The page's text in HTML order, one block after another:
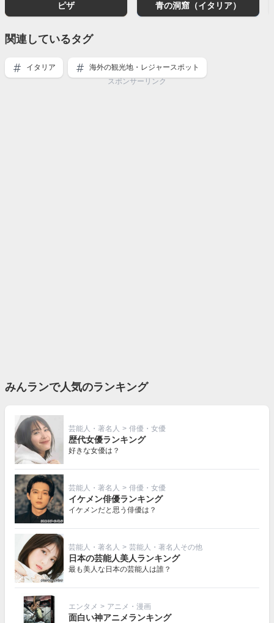
ピザ 青の洞窟（イタリア）
関連しているタグ
イタリア
海外の観光地・レジャースポット
スポンサーリンク
みんランで人気のランキング
芸能人・著名人 > 俳優・女優
歴代女優ランキング
好きな女優は？
芸能人・著名人 > 俳優・女優
イケメン俳優ランキング
イケメンだと思う俳優は？
芸能人・著名人 > 芸能人・著名人その他
日本の芸能人美人ランキング
最も美人な日本の芸能人は誰？
エンタメ > アニメ・漫画
面白い神アニメランキング